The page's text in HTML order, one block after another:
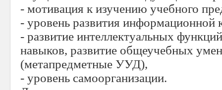
- мотивация к изучению учебного
- уровень развития информационной
- развитие интеллектуальных
навыков, развитие общеучебных
(метапредметные УУД),
- уровень самоорганизации.